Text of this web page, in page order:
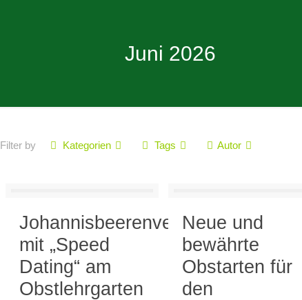
Juni 2026
Filter by Kategorien Tags Autor
Johannisbeerenverkostung
mit „Speed
Dating“ am
Obstlehrgarten
Neue und
bewährte
Obstarten für
den